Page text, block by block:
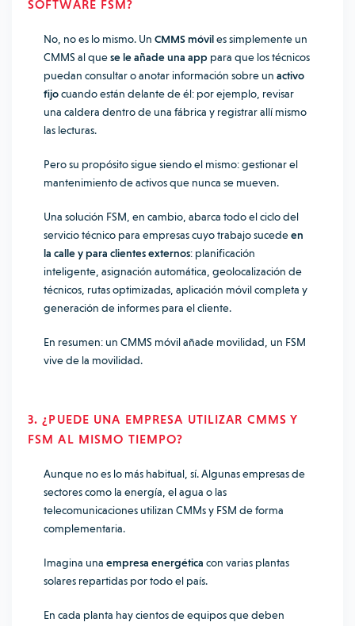
SOFTWARE FSM?
No, no es lo mismo. Un CMMS móviles simplemente un
CMMS al quese le añade una app para que los técnicos
puedan consultar o anotar información sobre un activo
fijocuando están delante de él: por ejemplo, revisar
una caldera dentro de una fábrica y registrar allí mismo
las lecturas.
Pero su propósito sigue siendo el mismo: gestionar el
mantenimiento de activos que nunca se mueven.
Una solución FSM, en cambio, abarca todo el ciclo del
servicio técnico para empresas cuyo trabajo sucedeen
la calle y para clientes externos: planificación
inteligente, asignación automática, geolocalización de
técnicos, rutas optimizadas, aplicación móvil completa y
generación de informes para el cliente.
En resumen: un CMMS móvil añade movilidad, un FSM
vive de la movilidad.
3. ¿PUEDE UNA EMPRESA UTILIZAR CMMS Y
FSM AL MISMO TIEMPO?
Aunque no es lo más habitual, sí. Algunas empresas de
sectores como la energía, el agua o las
telecomunicaciones utilizan CMMs y FSM de forma
complementaria.
Imagina una empresa energética con varias plantas
solares repartidas por todo el país.
En cada planta hay cientos de equipos que deben